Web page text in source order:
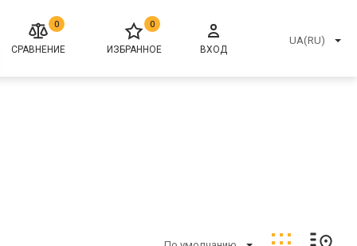
0
СРАВНЕНИЕ
0
ИЗБРАННОЕ ВХОД
UA(RU)